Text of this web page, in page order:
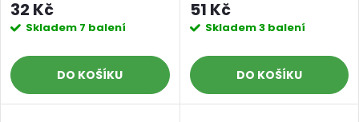
32 Kč
Skladem 7 balení
DO KOŠÍKU
51 Kč
Skladem3 balení
DO KOŠÍKU